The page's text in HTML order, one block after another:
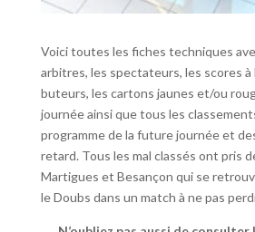
Voici toutes les fiches techniques
arbitres, les spectateurs, les scores à
buteurs, les cartons jaunes et/ou
journée ainsi que tous les
programme de la future journée et
retard. Tous les mal classés ont pris
Martigues et Besançon qui se
le Doubs dans un match à ne pas